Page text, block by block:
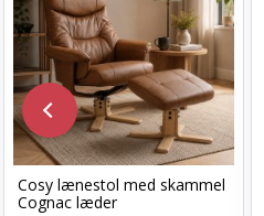
Cosy lænestol med skammel
Cognac læder